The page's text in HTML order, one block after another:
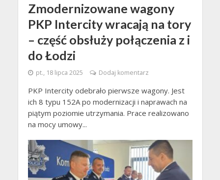
Zmodernizowane wagony
PKP Intercity wracają na tory
– część obsłuży połączenia z i
do Łodzi
pt., 18 lipca 2025 Dodaj komentarz
PKP Intercity odebrało pierwsze wagony. Jest
ich 8 typu 152A po modernizacji i naprawach na
piątym poziomie utrzymania. Prace realizowano
na mocy umowy...